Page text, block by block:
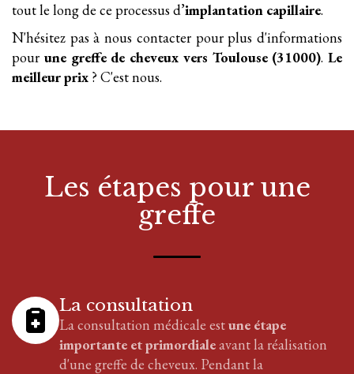
tout le long de ce processus d’implantation capillaire.
N'hésitez pas à nous contacter pour plus d'informations
pour une greffe de cheveux vers Toulouse (31000). Le
meilleur prix ? C'est nous.
Les étapes pour une
greffe
La consultation
La consultation médicale estune étape
importante et primordialeavant la réalisation
d'une greffe de cheveux. Pendant la